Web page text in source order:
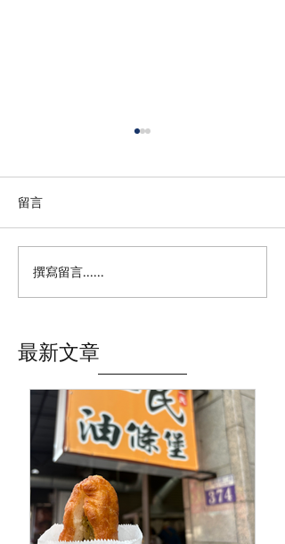
葛里芬家具x拾歲咖啡｜桃
園家具推薦！一邊喝咖啡
啡複合式空間，中壢／平
鎮家具推薦
留言
撰寫留言......
最新文章